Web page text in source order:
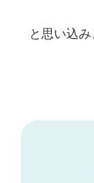
と思い込